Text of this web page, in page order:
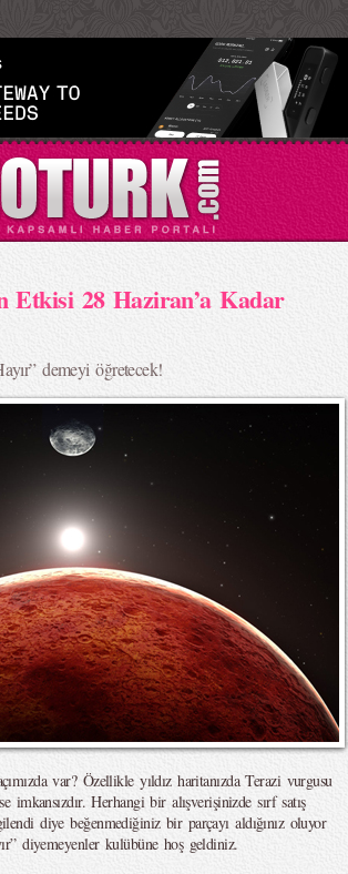
Etkisi 28 Haziran’a Kadar
demeyi öğretecek!
var? Özellikle yıldız haritanızda Terazi vurgusu
imkansızdır. Herhangi bir alışverişinizde sırf satış
diye beğenmediğiniz bir parçayı aldığınız oluyor
diyemeyenler kulübüne hoş geldiniz.